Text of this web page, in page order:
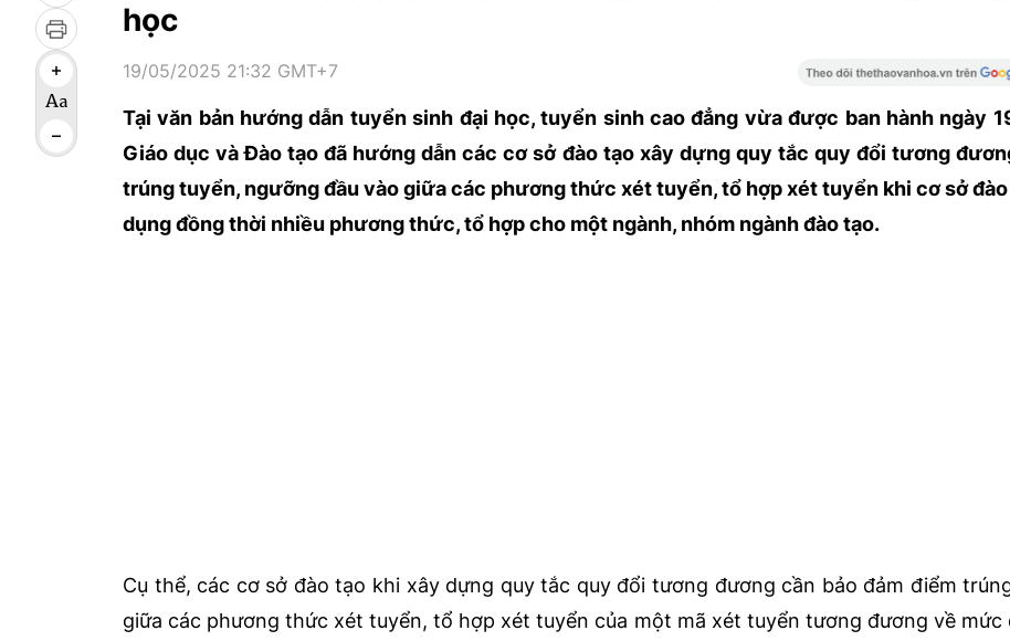
học
19/05/2025 21:32 GMT+7
Tại văn bản hướng dẫn tuyển sinh đại học, tuyển sinh cao đẳng vừa được ban hành ngày
Giáo dục và Đào tạo đã hướng dẫn các cơ sở đào tạo xây dựng quy tắc quy đổi tương
trúng tuyển, ngưỡng đầu vào giữa các phương thức xét tuyển, tổ hợp xét tuyển khi cơ sở
dụng đồng thời nhiều phương thức, tổ hợp cho một ngành, nhóm ngành đào tạo.
Cụ thể, các cơ sở đào tạo khi xây dựng quy tắc quy đổi tương đương cần bảo đảm điểm
giữa các phương thức xét tuyển, tổ hợp xét tuyển của một mã xét tuyển tương đương về mức